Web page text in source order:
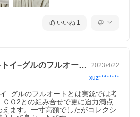
しょう。
ものを持ち運ぶ場合は、周囲に誤解や恐
バッグをお使い下さい。
小さい子供やマナーの知らない人に触ら
弾は跳ね返りますので必ずエアガン・
場合はゴーグルを着用しましょう。
動ガンを向けたり発射してはいけませ
いいね 1
イ−グルのフルオー… 2023/4/22
xuz********
−グルのフルオートとは実銃では考
ＣＯ2との組み合せで更に迫力満点
ます。一寸高額でしたがコレクシ